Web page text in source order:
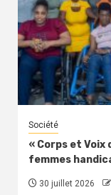
Société
« Corps et Voix
femmes
30 juillet 2026